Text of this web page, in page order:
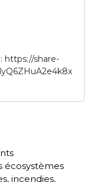
écosystèmes
incendies,
https://share-